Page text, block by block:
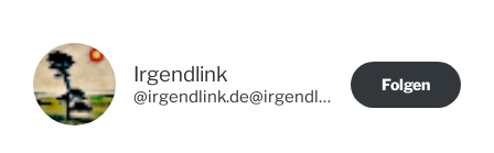
Irgendlink
@irgendlink.de@irgendlink.de
Folgen